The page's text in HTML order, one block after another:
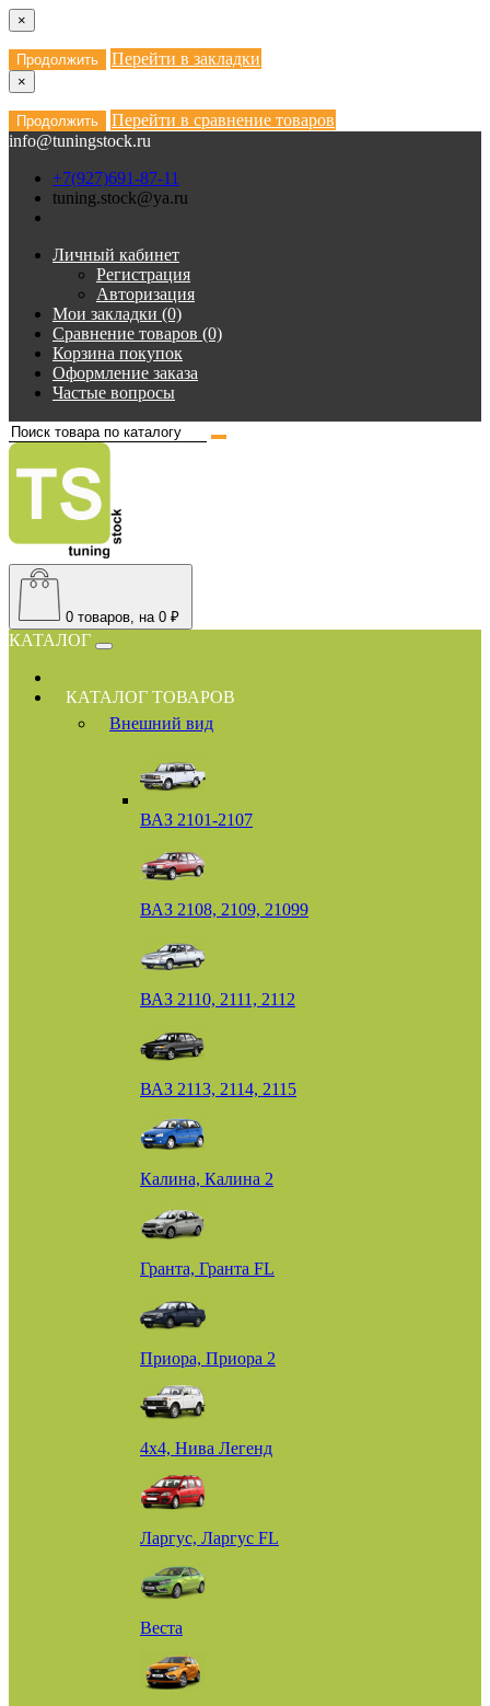
×
Продолжить Перейти в закладки
×
Продолжить
Перейти в сравнение товаров
info@tuningstock.ru
+7(927)691-87-11
tuning.stock@ya.ru
Личный кабинет
Регистрация
Авторизация
Мои закладки (0)
Сравнение товаров (0)
Корзина покупок
Оформление заказа
Частые вопросы
0 товаров, на 0 ₽
КАТАЛОГ
КАТАЛОГ ТОВАРОВ
Внешний вид
ВАЗ 2101-2107
ВАЗ 2108, 2109, 21099
ВАЗ 2110, 2111, 2112
ВАЗ 2113, 2114, 2115
Калина, Калина 2
Гранта, Гранта FL
Приора, Приора 2
4х4, Нива Легенд
Ларгус, Ларгус FL
Веста